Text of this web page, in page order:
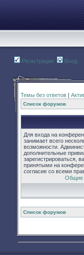
Регистрация Вход
Темы без ответов |
Список форумов
Для входа на
занимает всего
возможности.
дополнительные
зарегистрироваться,
принятыми на
согласие со всеми
Общие
Список форумов